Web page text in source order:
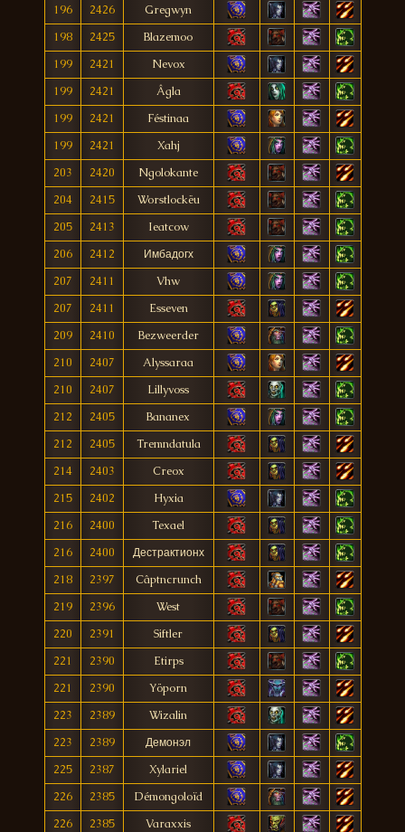
196 2426
Gregwyn
198
2425
Blazemoo
199
2421
Nevox
199
2421
Âgla
199
2421
Féstinaa
199
2421
Xahj
203
2420
Ngolokante
204
2415
Worstlockëu
205
2413
Ieatcow
206
2412
Имбадогх
207
2411
Vhw
207
2411
Esseven
209
2410
Bezweerder
210
2407
Alyssaraa
210
2407
Lillyvoss
212
2405
Bananex
212
2405
Tremndatula
214
2403
Creox
215
2402
Hyxia
216
2400
Texael
216
2400
Дестрактионх
218
2397
Câptncrunch
219
2396
West
220
2391
Siftler
221
2390
Etirps
221
2390
Yöporn
223
2389
Wizalin
223
2389
Демонэл
225
2387
Xylariel
226
2385
Démongoloïd
226
2385
Varaxxis